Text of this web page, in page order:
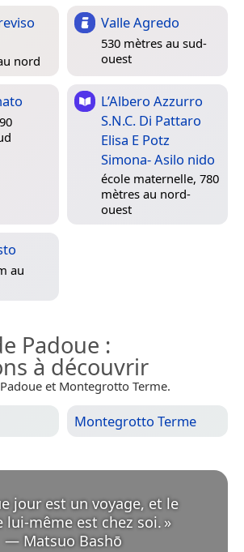
nord
Valle Agredo
530 mètres au sud-
ouest
L’Albero Azzurro
S.N.C. Di Pattaro
Elisa E Potz
Simona‎- Asilo nido
école maternelle, 780
mètres au nord-
ouest
au
Padoue :
à découvrir
et Montegrotto Terme.
Montegrotto Terme
jour est un voyage, et le
lui-même est chez soi.
— Matsuo Bashō